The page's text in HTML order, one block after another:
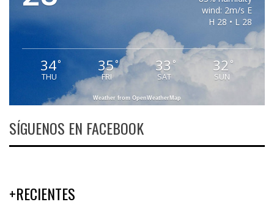
wind: 2m/s E
H 28 • L 28
34°
THU
35°
FRI
33 °
SAT
32 °
SUN
Weather from OpenWeatherMap
SÍGUENOS EN FACEBOOK
+RECIENTES